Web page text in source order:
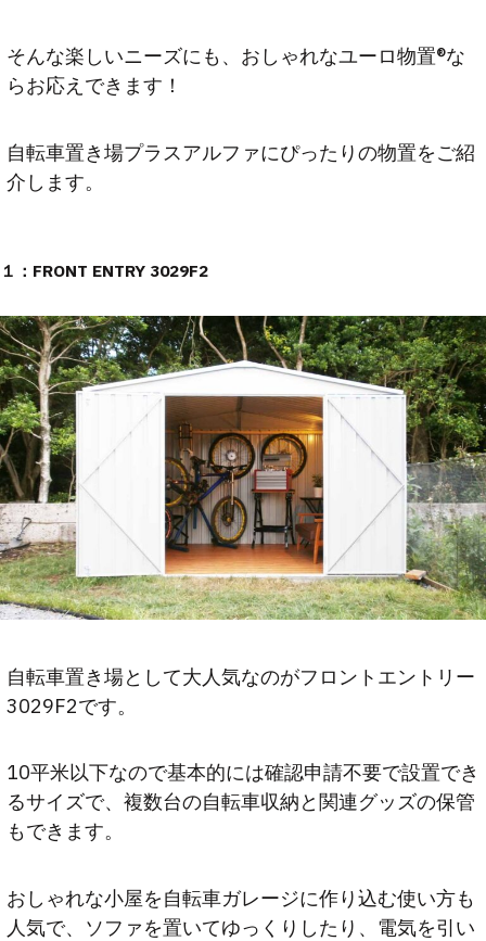
そんな楽しいニーズにも、おしゃれなユーロ物置®な
らお応えできます！
自転車置き場プラスアルファにぴったりの物置をご紹
介します。
１：FRONT ENTRY 3029F2
自転車置き場として大人気なのがフロントエントリー
3029F2です。
10平米以下なので基本的には確認申請不要で設置でき
るサイズで、複数台の自転車収納と関連グッズの保管
もできます。
おしゃれな小屋を自転車ガレージに作り込む使い方も
人気で、ソファを置いてゆっくりしたり、電気を引い